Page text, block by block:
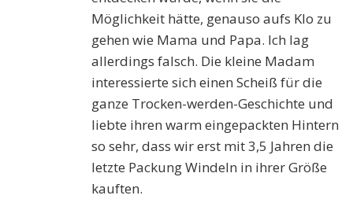
Möglichkeit hätte, genauso aufs Klo zu
gehen wie Mama und Papa. Ich lag
allerdings falsch. Die kleine Madam
interessierte sich einen Scheiß für die
ganze Trocken-werden-Geschichte und
liebte ihren warm eingepackten Hintern
so sehr, dass wir erst mit 3,5 Jahren die
letzte Packung Windeln in ihrer Größe
kauften.